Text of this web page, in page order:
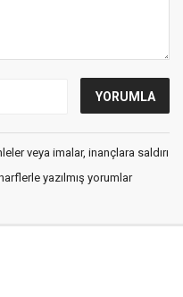
veya imalar, inançlara saldırı
yazılmış yorumlar